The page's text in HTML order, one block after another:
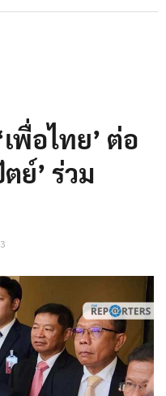
พื่อไทย’ ต่อ
ย์’ ร่วม